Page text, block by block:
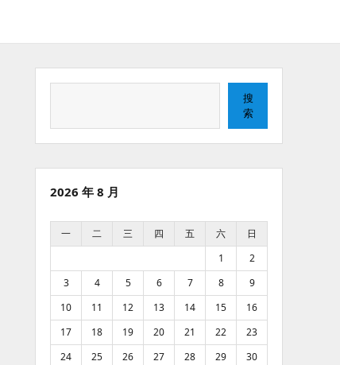
搜
索
2026 年 8 月
一 二 三 四 五 六
日
1
2
3
4 5 6 7 8
9
10
11 12 13 14 15
16
17
18 19 20 21 22
23
24
25 26 27 28 29
30